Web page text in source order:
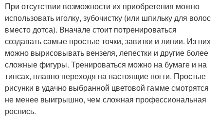
При отсутствии возможности их приобретения можно
использовать иголку, зубочистку (или шпильку для волос
вместо дотса). Вначале стоит потренироваться
создавать самые простые точки, завитки и линии. Из них
можно вырисовывать вензеля, лепестки и другие более
сложные фигуры. Тренироваться можно на бумаге и на
типсах, плавно переходя на настоящие ногти. Простые
рисунки в удачно выбранной цветовой гамме смотрятся
не менее выигрышно, чем сложная профессиональная
роспись.